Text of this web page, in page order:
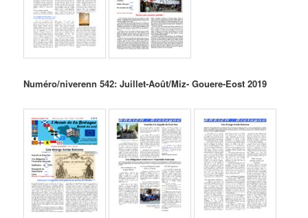
Numéro/niverenn 542: Juillet-Août/Miz- Gouere-Eost 2019